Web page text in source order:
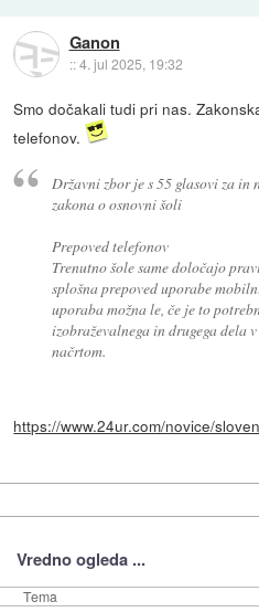
Ganon
::4. jul 2025, 19:32
Smo dočakali tudi pri nas.
telefonov.
Državni zbor je s 55 glasovi za
zakona o osnovni šoli
Prepoved telefonov
Trenutno šole same določajo
splošna prepoved uporabe
uporaba možna le, če je to
izobraževalnega in drugega dela
načrtom.
https://www.24ur.com/novice/
Vredno ogleda ...
Tema